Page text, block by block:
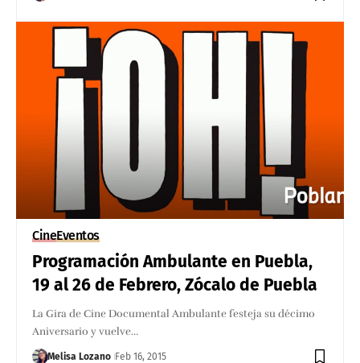
CineEventos
Programación Ambulante en Puebla,
19 al 26 de Febrero, Zócalo de Puebla
La Gira de Cine Documental Ambulante festeja su décimo
Aniversario y vuelve…
Melisa Lozano Feb 16, 2015